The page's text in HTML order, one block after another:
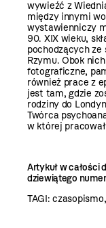
wywieźć z
między innymi
wystawienniczy
90. XIX wieku,
pochodzących
Rzymu. Obok
fotograficzne,
również prace z
jest tam, gdzie
rodziny do
Twórca
w której
Artykuł w całości
dziewiątego
TAGI:czasopismo,